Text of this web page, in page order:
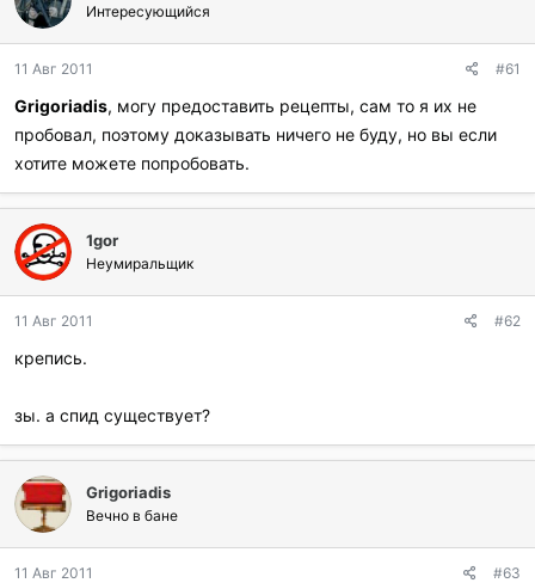
е
м
ы
ч
а
Интересующийся
11 Авг 2011 #61
Grigoriadis, могу предоставить рецепты, сам то я их не
пробовал, поэтому доказывать ничего не буду, но вы если
хотите можете попробовать.
1gor
Неумиральщик
11 Авг 2011 #62
крепись.
зы. а спид существует?
Grigoriadis
Вечно в бане
11 Авг 2011 #63